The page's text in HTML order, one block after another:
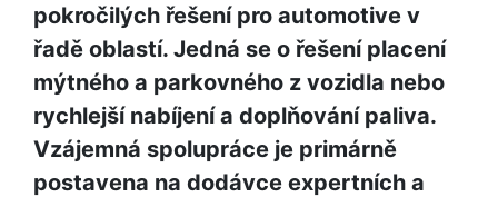
pokročilých řešení pro automotive v
řadě oblastí. Jedná se o řešení placení
mýtného a parkovného z vozidla nebo
rychlejší nabíjení a doplňování paliva.
Vzájemná spolupráce je primárně
postavena na dodávce expertních a